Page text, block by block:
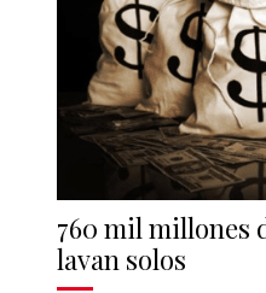
760 mil millones
lavan solos